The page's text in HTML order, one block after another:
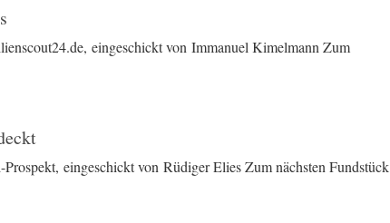
eingeschickt von Immanuel Kimelmann Zum
eingeschickt von Rüdiger Elies Zum nächsten Fundstück